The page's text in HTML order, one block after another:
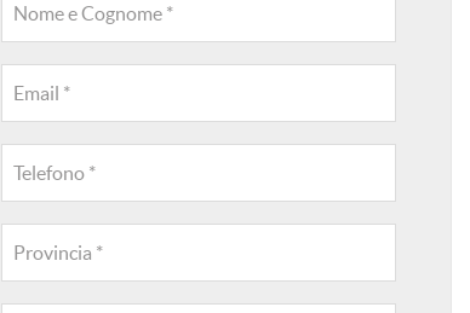
Nome e Cognome *
Email *
Telefono *
Provincia *